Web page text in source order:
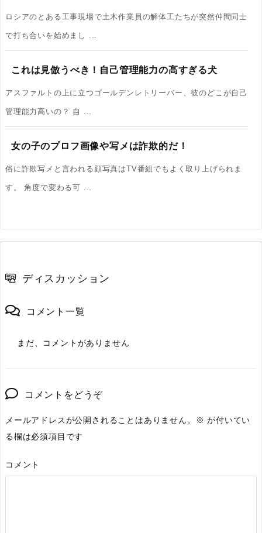
ロシアのとある工事現場で土木作業員の解体工たちが突然仲間同士
で打ち合いを始めまし ...
これは見倣うべき！自己管理能力の高すぎる犬
アスファルトの上に立つゴールデンレトリーバー、彼のどこが自己
管理能力高いの？ 自 ...
女の子のプロフ画像や写メは詐欺的だ！
俗に詐欺写メと言われる顔写真はTV番組でもよく取り上げられま
す。 角度で変わる可 ...
ディスカッション
コメント一覧
まだ、コメントがありません
コメントをどうぞ
メールアドレスが公開されることはありません。 ※ が付いてい
る欄は必須項目です
コメント